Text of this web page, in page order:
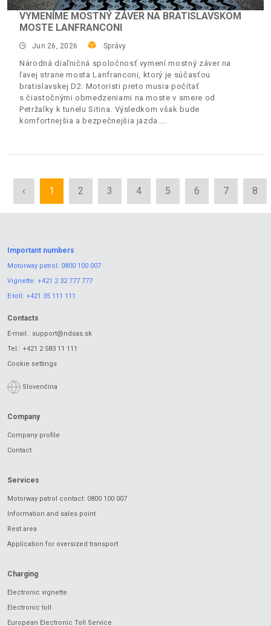
VYMENÍME MOSTNÝ ZÁVER NA BRATISLAVSKOM
MOSTE LANFRANCONI
Jun 26, 2026 Správy
Národná diaľničná spoločnosť vymení mostný záver na
ľavej strane mosta Lanfranconi, ktorý je súčasťou
bratislavskej D2. Motoristi preto musia počítať
s čiastočnými obmedzeniami na moste v smere od
Petržalky k tunelu Sitina. Výsledkom však bude
komfortnejšia a bezpečnejšia jazda.
‹ 1 2 3 4 5 6 7 8
Important numbers
Motorway patrol: 0800 100 007
Vignette: +421 2 32 777 777
E-toll: +421 35 111 111
Contacts
E-mail.: support@ndsas.sk
Tel.: +421 2 583 11 111
Cookie settings
Slovenčina
Company
Company profile
Contact
Services
Motorway patrol contact: 0800 100 007
Information and sales point
Rest area
Application for oversized transport
Charging
Electronic vignette
Electronic toll
European Electronic Toll Service